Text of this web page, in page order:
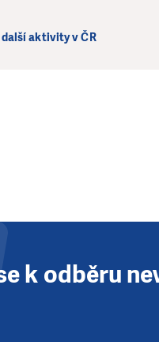
aktivity v ČR
k odběru